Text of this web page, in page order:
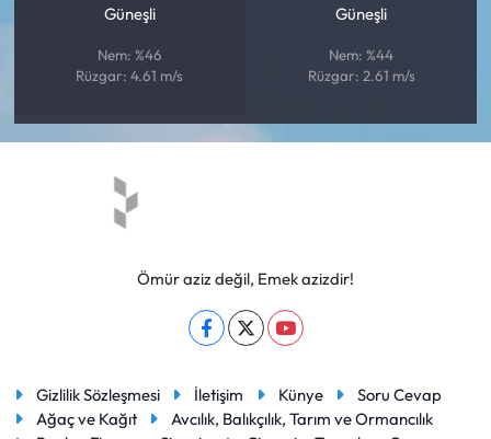
Güneşli
Nem: %46
Rüzgar: 4.61 m/s
Güneşli
Nem: %44
Rüzgar: 2.61 m/s
Ömür aziz değil, Emek azizdir!
Gizlilik Sözleşmesi İletişim Künye
Soru Cevap
Ağaç ve Kağıt
Avcılık, Balıkçılık, Tarım ve Ormancılık